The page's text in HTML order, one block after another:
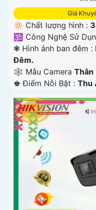
Giá
🔅 Chất lượng hình :
🕉️ Công Nghệ Sử
❃ Hình ảnh ban đêm :
Ðêm.
🕸️ Mẫu Camera Thân
️♚ Điểm Nỗi Bật : Thu